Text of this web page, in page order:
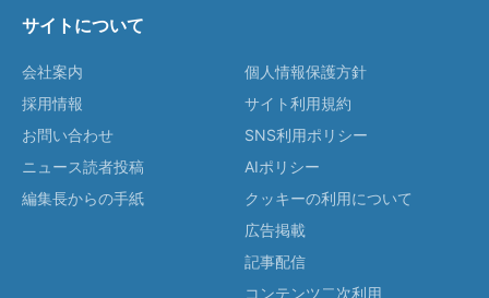
サイトについて
会社案内
採用情報
お問い合わせ
ニュース読者投稿
編集長からの手紙
個人情報保護方針
サイト利用規約
SNS利用ポリシー
AIポリシー
クッキーの利用について
広告掲載
記事配信
コンテンツ二次利用